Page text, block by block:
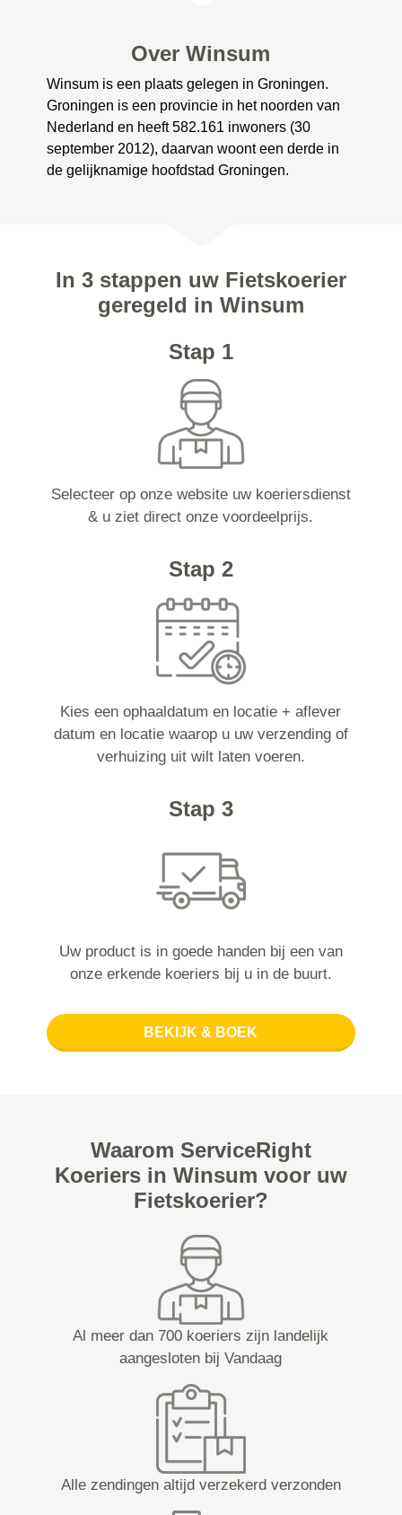
Over Winsum
Winsum is een plaats gelegen in Groningen.
Groningen is een provincie in het noorden van
Nederland en heeft 582.161 inwoners (30
september 2012), daarvan woont een derde in
de gelijknamige hoofdstad Groningen.
In 3 stappen uw Fietskoerier
geregeld in Winsum
Stap 1
Selecteer op onze website uw koeriersdienst
& u ziet direct onze voordeelprijs.
Stap 2
Kies een ophaaldatum en locatie + aflever
datum en locatie waarop u uw verzending of
verhuizing uit wilt laten voeren.
Stap 3
Uw product is in goede handen bij een van
onze erkende koeriers bij u in de buurt.
BEKIJK & BOEK
Waarom ServiceRight
Koeriers in Winsum voor uw
Fietskoerier?
Al meer dan 700 koeriers zijn landelijk
aangesloten bij Vandaag
Alle zendingen altijd verzekerd verzonden